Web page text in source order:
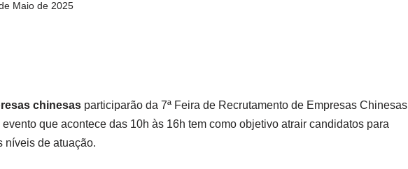
Maio de 2025
chinesasparticiparão da 7ª Feira de Recrutamento de Empresas Chinesas
que acontece das 10h às 16h tem como objetivo atrair candidatos para
níveis de atuação.